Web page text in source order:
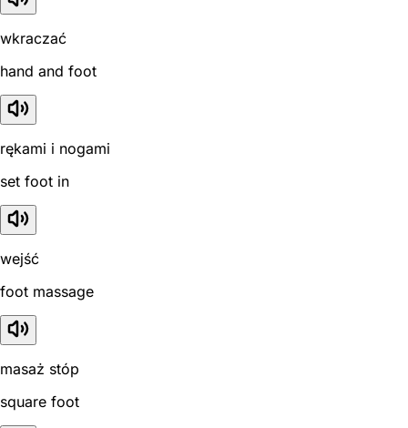
wkraczać
hand and foot
rękami i nogami
set foot in
wejść
foot massage
masaż stóp
square foot